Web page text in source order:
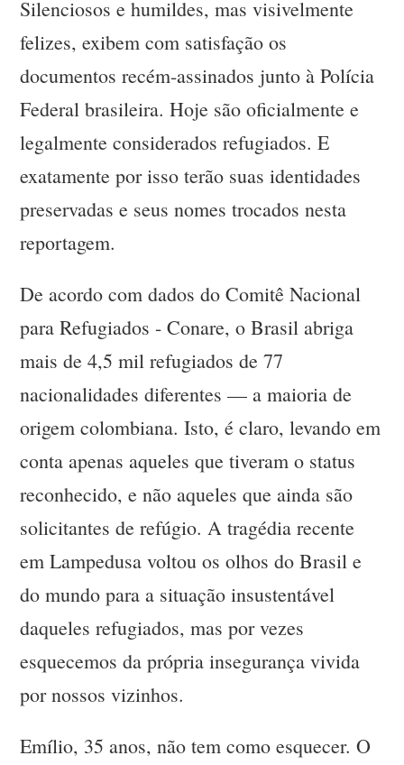
Silenciosos e humildes, mas visivelmente
felizes, exibem com satisfação os
documentos recém-assinados junto à Polícia
Federal brasileira. Hoje são oficialmente e
legalmente considerados refugiados. E
exatamente por isso terão suas identidades
preservadas e seus nomes trocados nesta
reportagem.
De acordo com dados do Comitê Nacional
para Refugiados - Conare, o Brasil abriga
mais de 4,5 mil refugiados de 77
nacionalidades diferentes — a maioria de
origem colombiana. Isto, é claro, levando em
conta apenas aqueles que tiveram o status
reconhecido, e não aqueles que ainda são
solicitantes de refúgio. A tragédia recente
em Lampedusa voltou os olhos do Brasil e
do mundo para a situação insustentável
daqueles refugiados, mas por vezes
esquecemos da própria insegurança vivida
por nossos vizinhos.
Emílio, 35 anos, não tem como esquecer. O